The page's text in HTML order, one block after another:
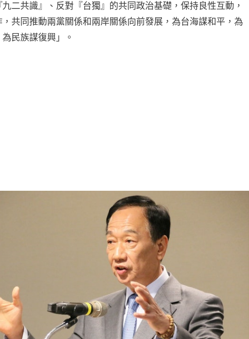
九二共識』、反對『台獨』的共同政治基礎，保持良性互動，
共同推動兩黨關係和兩岸關係向前發展，為台海謀和平，為
民族謀復興」。